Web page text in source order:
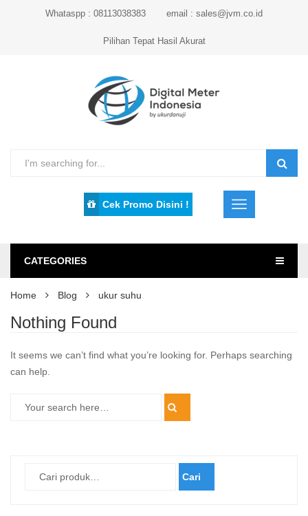
Whataspp : 08113038383 email : sales@jvm.co.id
Pilihan Tepat Hasil Akurat
Cek Promo Disini !
CATEGORIES
Home Blog ukur suhu
Nothing Found
It seems we can’t find what you’re looking for. Perhaps searching
can help.
Cari